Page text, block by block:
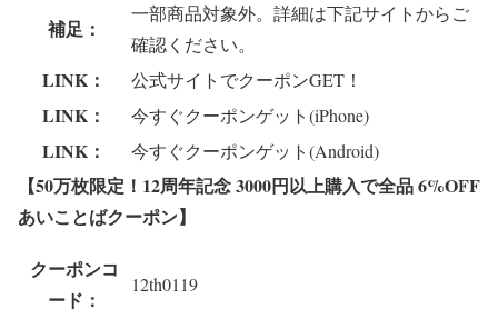
補足：
一部商品対象外。詳細は下記サイトからご
確認ください。
LINK： 公式サイトでクーポンGET！
LINK： 今すぐクーポンゲット(iPhone)
LINK： 今すぐクーポンゲット(Android)
【50万枚限定！12周年記念 3000円以上購入で全品 6%OFF
あいことばクーポン】
クーポンコ
ード：
12th0119